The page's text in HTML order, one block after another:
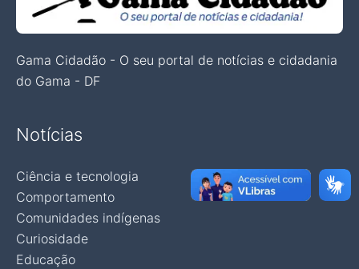
Gama Cidadão - O seu portal de notícias e cidadania
do Gama - DF
Notícias
Ciência e tecnologia
Comportamento
Comunidades indígenas
Curiosidade
Educação